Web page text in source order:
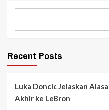
Recent Posts
Luka Doncic Jelaskan
Akhir ke LeBron